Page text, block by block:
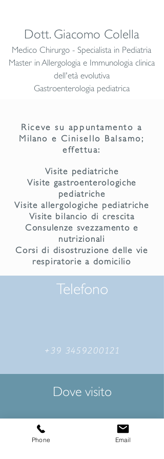
Dott. Giacomo Colella
Medico Chirurgo - Specialista in Pediatria
Master in Allergologia e Immunologia clinica
dell'età evolutiva
Gastroenterologia pediatrica
Riceve su appuntamento a
Milano e Cinisello Balsamo;
effettua:
Visite pediatriche
Visite gastroenterologiche
pediatriche
Visite allergologiche pediatriche
Visite bilancio di crescita
Consulenze svezzamento e
nutrizionali
Corsi di disostruzione delle vie
respiratorie a domicilio
Telefono
+39 3459200121
Dove visito
Phone Email